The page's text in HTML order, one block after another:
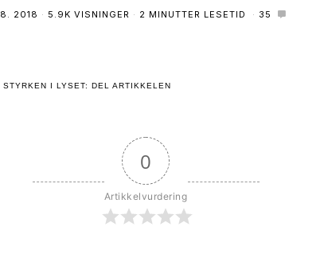
2018 5.9K VISNINGER 2 MINUTTER LESETID 35
I LYSET: DEL ARTIKKELEN
0
Artikkelvurdering